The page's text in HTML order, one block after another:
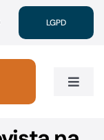
LGPD
Toggle